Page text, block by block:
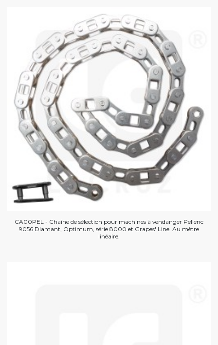
CA00PEL - Chaîne de sélection pour machines à vendanger Pellenc
9056 Diamant, Optimum, série 8000 et Grapes' Line. Au mètre
linéaire.